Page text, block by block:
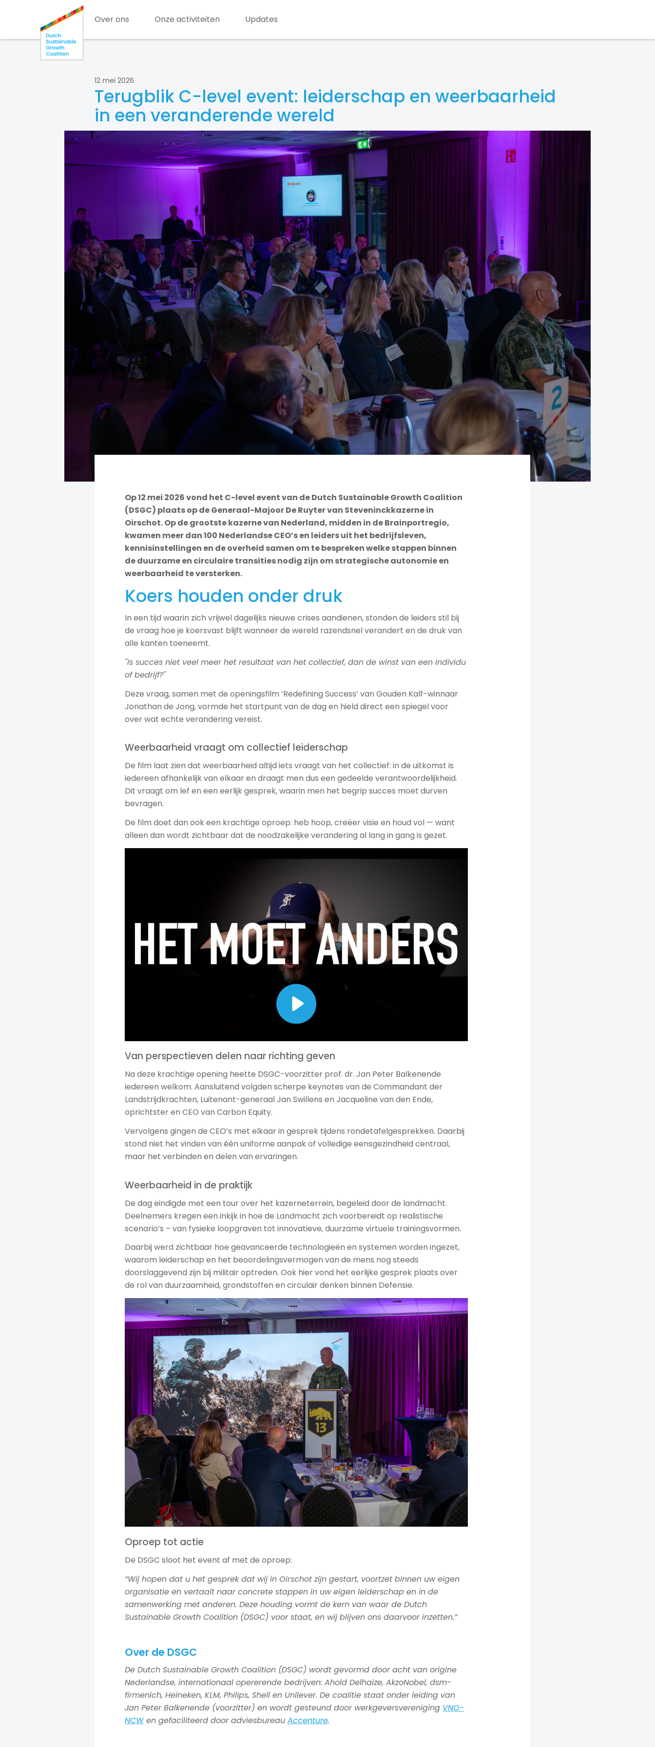
Over ons Onze activiteiten Updates
12 mei 2026
Terugblik C-level event: leiderschap en weerbaarheid
in een veranderende wereld
Op 12 mei 2026 vond het C-level event van de Dutch Sustainable Growth Coalition
(DSGC) plaats op de Generaal-Majoor De Ruyter van Steveninckkazerne in
Oirschot. Op de grootste kazerne van Nederland, midden in de Brainportregio,
kwamen meer dan 100 Nederlandse CEO’s en leiders uit het bedrijfsleven,
kennisinstellingen en de overheid samen om te bespreken welke stappen binnen
de duurzame en circulaire transities nodig zijn om strategische autonomie en
weerbaarheid te versterken.
Koers houden onder druk
In een tijd waarin zich vrijwel dagelijks nieuwe crises aandienen, stonden de leiders stil bij
de vraag hoe je koersvast blijft wanneer de wereld razendsnel verandert en de druk van
alle kanten toeneemt.
"Is succes niet veel meer het resultaat van het collectief, dan de winst van een individu
of bedrijf?"
Deze vraag, samen met de openingsfilm ‘Redefining Success’ van Gouden Kalf-winnaar
Jonathan de Jong, vormde het startpunt van de dag en hield direct een spiegel voor
over wat echte verandering vereist.
Weerbaarheid vraagt om collectief leiderschap
De film laat zien dat weerbaarheid altijd iets vraagt van het collectief: in de uitkomst is
iedereen afhankelijk van elkaar en draagt men dus een gedeelde verantwoordelijkheid.
Dit vraagt om lef en een eerlijk gesprek, waarin men het begrip succes moet durven
bevragen.
De film doet dan ook een krachtige oproep: heb hoop, creëer visie en houd vol — want
alleen dan wordt zichtbaar dat de noodzakelijke verandering al lang in gang is gezet.
Van perspectieven delen naar richting geven
Na deze krachtige opening heette DSGC-voorzitter prof. dr. Jan Peter Balkenende
iedereen welkom. Aansluitend volgden scherpe keynotes van de Commandant der
Landstrijdkrachten, Luitenant-generaal Jan Swillens en Jacqueline van den Ende,
oprichtster en CEO van Carbon Equity.
Vervolgens gingen de CEO’s met elkaar in gesprek tijdens rondetafelgesprekken. Daarbij
stond niet het vinden van één uniforme aanpak of volledige eensgezindheid centraal,
maar het verbinden en delen van ervaringen.
Weerbaarheid in de praktijk
De dag eindigde met een tour over het kazerneterrein, begeleid door de landmacht.
Deelnemers kregen een inkijk in hoe de Landmacht zich voorbereidt op realistische
scenario’s – van fysieke loopgraven tot innovatieve, duurzame virtuele trainingsvormen.
Daarbij werd zichtbaar hoe geavanceerde technologieën en systemen worden ingezet,
waarom leiderschap en het beoordelingsvermogen van de mens nog steeds
doorslaggevend zijn bij militair optreden. Ook hier vond het eerlijke gesprek plaats over
de rol van duurzaamheid, grondstoffen en circulair denken binnen Defensie.
Oproep tot actie
De DSGC sloot het event af met de oproep:
“Wij hopen dat u het gesprek dat wij in Oirschot zijn gestart, voortzet binnen uw eigen
organisatie en vertaalt naar concrete stappen in uw eigen leiderschap en in de
samenwerking met anderen. Deze houding vormt de kern van waar de Dutch
Sustainable Growth Coalition (DSGC) voor staat, en wij blijven ons daarvoor inzetten.”
Over de DSGC
De Dutch Sustainable Growth Coalition (DSGC) wordt gevormd door acht van origine
Nederlandse, internationaal opererende bedrijven: Ahold Delhaize, AkzoNobel, dsm-
firmenich, Heineken, KLM, Philips, Shell en Unilever. De coalitie staat onder leiding van
Jan Peter Balkenende (voorzitter) en wordt gesteund door werkgeversvereniging VNO-
NCWen gefaciliteerd door adviesbureauAccenture.